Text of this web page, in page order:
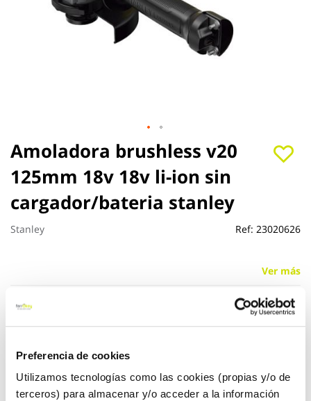
Preferencia de cookies
Utilizamos tecnologías como las cookies (propias y/o de
terceros) para almacenar y/o acceder a la información
Amoladora brushless v20
125mm 18v 18v li-ion sin
cargador/bateria stanley
Stanley Ref: 23020626
Ver más
116,60 €
Saltar
al
comienzo
de
la
galería
de